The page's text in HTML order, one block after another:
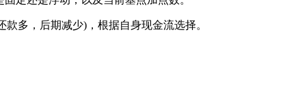
多，后期减少)，根据自身现金流选择。